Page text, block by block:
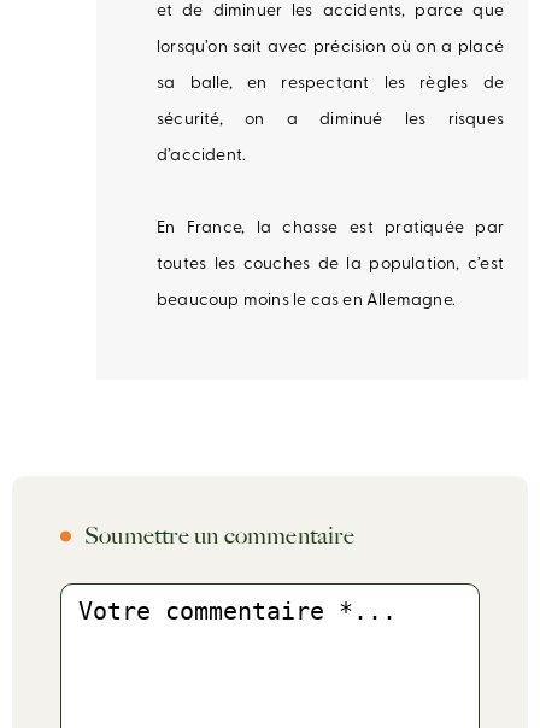
et de diminuer les accidents, parce que
lorsqu’on sait avec précision où on a placé
sa balle, en respectant les règles de
sécurité, on a diminué les risques
d’accident.
En France, la chasse est pratiquée par
toutes les couches de la population, c’est
beaucoup moins le cas en Allemagne.
Soumettre un commentaire
Commentaire